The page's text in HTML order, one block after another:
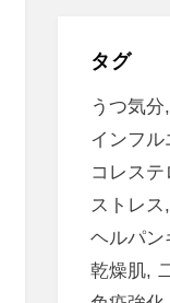
タグ
うつ気分
インフル
コレス
ストレス
ヘルパン
乾燥肌